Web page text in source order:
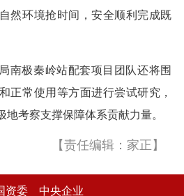
然环境抢时间，安全顺利完成既
南极秦岭站配套项目团队还将围
正常使用等方面进行尝试研究，
考察支撑保障体系贡献力量。
【责任编辑：家正】
资委 中央企业